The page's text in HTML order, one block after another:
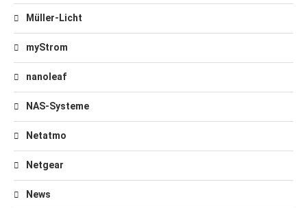
Müller-Licht
myStrom
nanoleaf
NAS-Systeme
Netatmo
Netgear
News